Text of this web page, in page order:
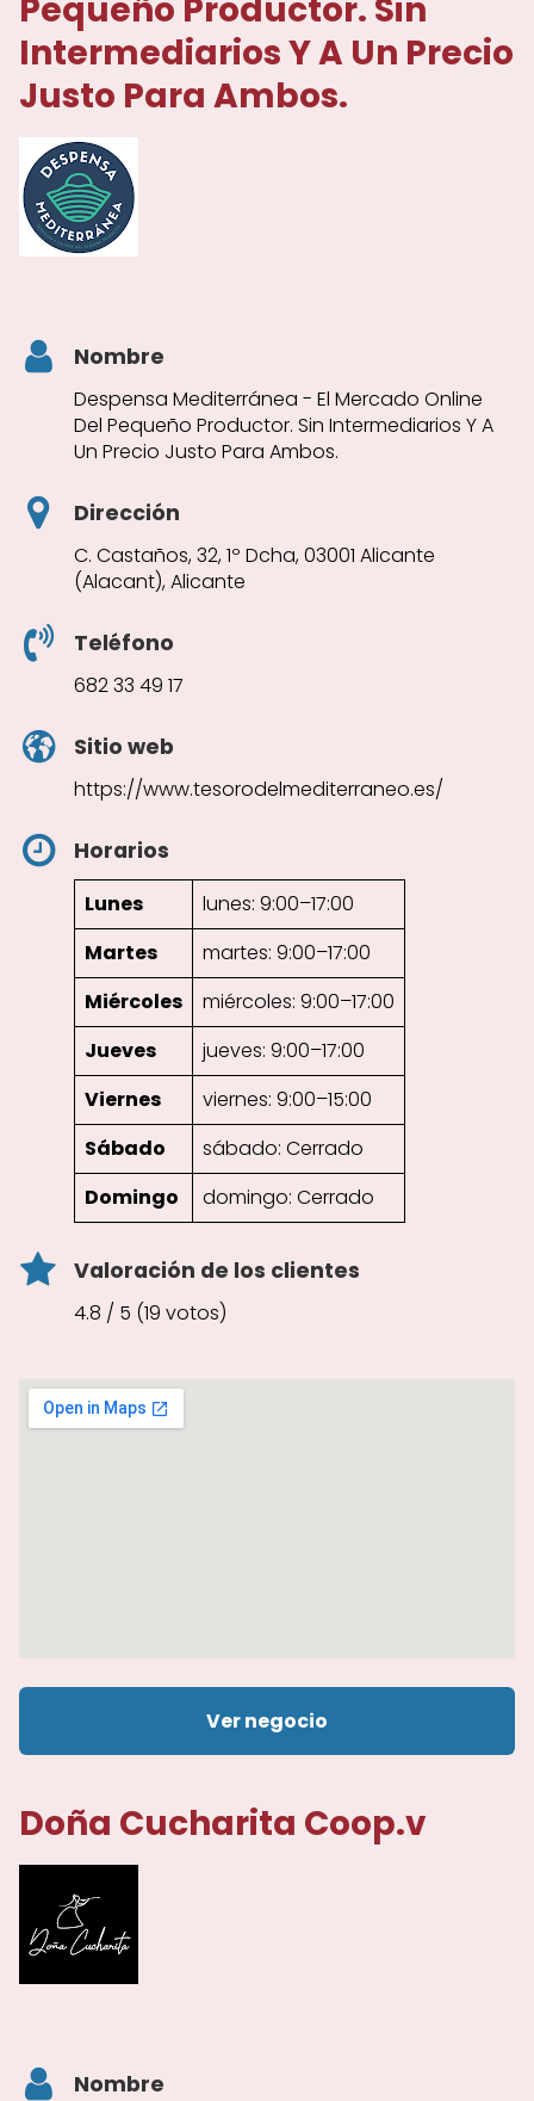
Pequeño Productor. Sin
Intermediarios Y A Un Precio
Justo Para Ambos.
Nombre
Despensa Mediterránea - El Mercado Online
Del Pequeño Productor. Sin Intermediarios Y A
Un Precio Justo Para Ambos.
Dirección
C. Castaños, 32, 1º Dcha, 03001 Alicante
(Alacant), Alicante
Teléfono
682 33 49 17
Sitio web
https://www.tesorodelmediterraneo.es/
Horarios
Lunes
lunes: 9:00–17:00
Martes
martes: 9:00–17:00
Miércoles
miércoles: 9:00–17:00
Jueves
jueves: 9:00–17:00
Viernes
viernes: 9:00–15:00
Sábado
sábado: Cerrado
Domingo
domingo: Cerrado
Valoración de los clientes
4.8 / 5 (19 votos)
Ver negocio
Doña Cucharita Coop.v
Nombre